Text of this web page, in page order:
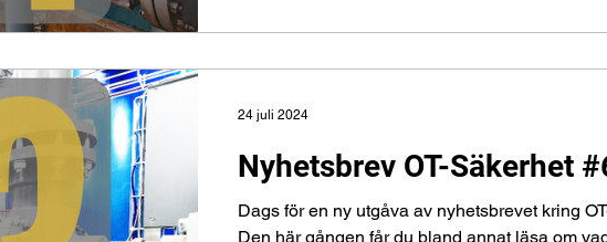
Nyhetsbrev OT-Säkerhet
Dags för en ny utgåva av nyhetsbrevet kring
Den här gången får du bland annat läsa om
24 juli 2024